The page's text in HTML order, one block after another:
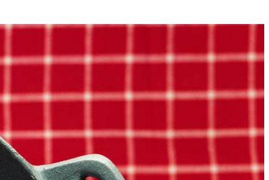
3 min. op halfhoog vuur. Roer de hacheekruiden en azijn erdoor.
peper en serveer direct.